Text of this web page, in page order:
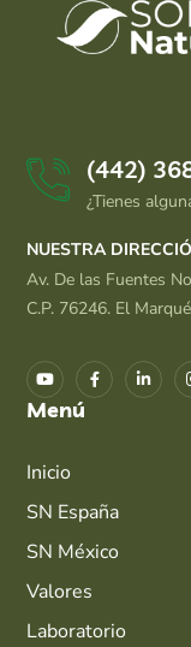
(442)
¿Tienes
NUESTRA
Av. De las Fuentes
C.P. 76246. El
Menú
Inicio
SN España
SN México
Valores
Laboratorio